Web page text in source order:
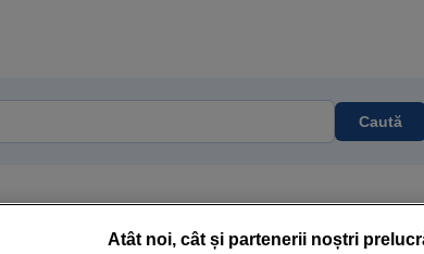
Caută
Atât noi, cât și partenerii noștri